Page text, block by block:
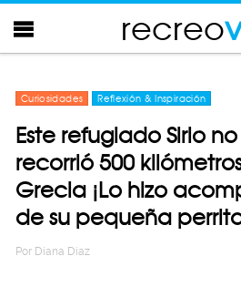
recreo
Curiosidades Reflexión & Inspiración
Este refugiado Sirio
recorrió 500
Grecia ¡Lo hizo
de su pequeña
Por Diana Diaz